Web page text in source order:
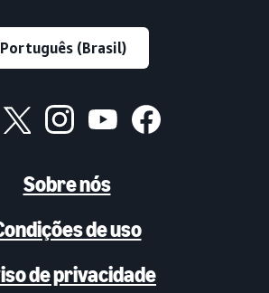
Sobre nós
de uso
de privacidade